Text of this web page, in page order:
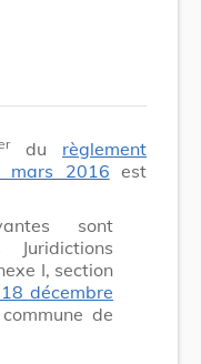
du règlement
mars 2016 est
sont
I, section
décembre
de